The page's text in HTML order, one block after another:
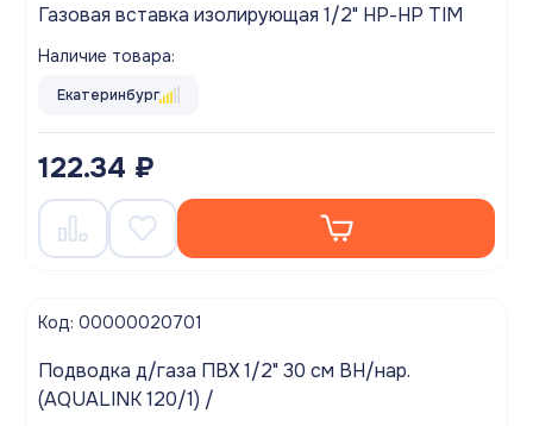
Газовая вставка изолирующая 1/2" НР-НР TIM
Наличие товара:
Екатеринбург
122.34 ₽
Код: 00000020701
Подводка д/газа ПВХ 1/2" 30 см ВН/нар.
(AQUALINK 120/1) /